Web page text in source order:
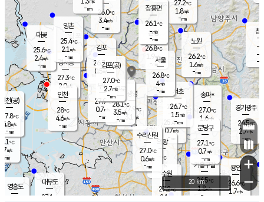
의도
℃
m/s
mm
영흥도
과천
25.4℃
0.7m/s
- mm
용인
26.6℃
1.7m/s
경기광주
24.5℃
2.7m/s
-mm
대부도
27.1
경서동
27.3℃
2.0m/s
-mm
26.0℃
3.4m/s
-mm
대곶
25.6℃
2.4m/s
-mm
창
-
-m/
-
-mm
의왕
- ℃
m/s
mm
김포
26.7℃
0.5 m/s
mm
광명
27.9 ℃
3.1 m/s
-mm
부천
27.9℃
0.7m/s
-mm
양촌
25.4℃
2.1 m/s
-mm
구로
28.1℃
3.5m/s
-mm
은평
26.8℃
1.9 m/s
- mm
노원
26.2℃
1.6m/s
-mm
송파*
27.0℃
1.6m/s
-mm
서초
26.7℃
1.5m/s
-mm
27.2℃
1.8m/s
-mm
기흥구갈
26.5℃
1.8m/s
-
수리산길
27.0℃
0.6m/s
-mm
분당구
27.1℃
0.7m/s
-mm
장흥면
26.1℃
-m/s
-mm
인천(공)
27.8℃
4.8m/s
-mm
김포(공)
27.0℃
2.7m/s
-mm
수원
27.2℃
2.1 m/s
인천
28℃
4.6m/s
-mm
서울
26.8℃
4m/s
-mm
+
−
20 km